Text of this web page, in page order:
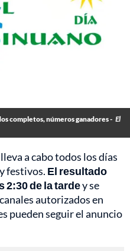
completos, números ganadores - El
a cabo todos los días
festivos. El resultado
2:30 de la tardey se
autorizados en
pueden seguir el anuncio